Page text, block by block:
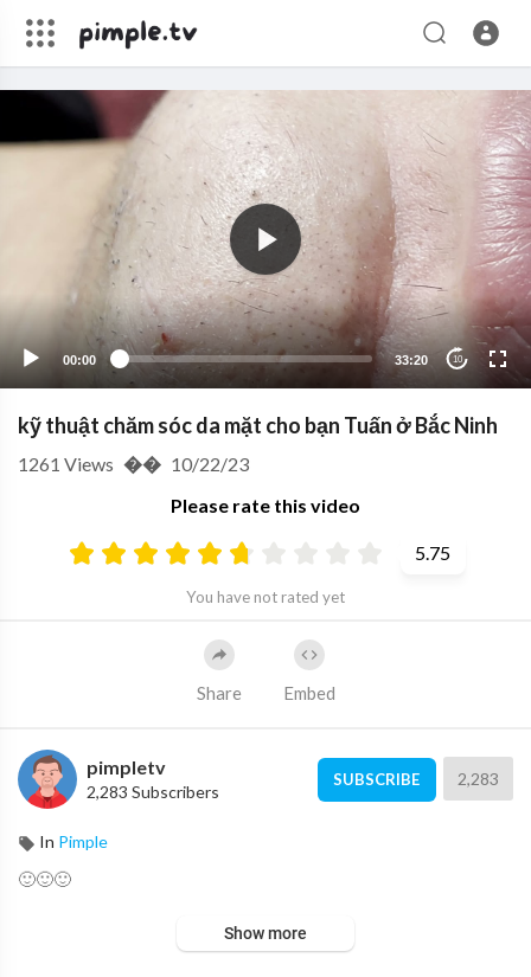
00:00 33:20 10
kỹ thuật chăm sóc da mặt cho bạn Tuấn ở Bắc Ninh
Please rate this video
5.75
You have not rated yet
1261 Views �� 10/22/23
Share Embed
pimpletv
2,283 Subscribers
SUBSCRIBE 2,283
In Pimple
🙂🙂🙂
Show more